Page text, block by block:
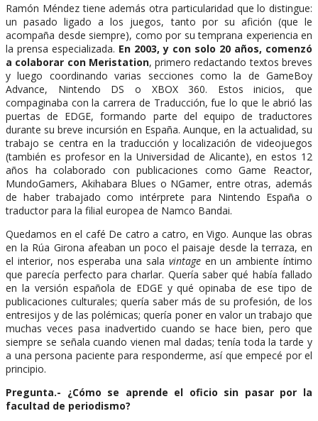
Ramón Méndez tiene además otra particularidad que lo distingue:
un pasado ligado a los juegos, tanto por su afición (que le
acompaña desde siempre), como por su temprana experiencia en
la prensa especializada. En 2003, y con solo 20 años, comenzó
a colaborar con Meristation, primero redactando textos breves
y luego coordinando varias secciones como la de GameBoy
Advance, Nintendo DS o XBOX 360. Estos inicios, que
compaginaba con la carrera de Traducción, fue lo que le abrió las
puertas de EDGE, formando parte del equipo de traductores
durante su breve incursión en España. Aunque, en la actualidad, su
trabajo se centra en la traducción y localización de videojuegos
(también es profesor en la Universidad de Alicante), en estos 12
años ha colaborado con publicaciones como Game Reactor,
MundoGamers, Akihabara Blues o NGamer, entre otras, además
de haber trabajado como intérprete para Nintendo España o
traductor para la filial europea de Namco Bandai.
Quedamos en el café De catro a catro, en Vigo. Aunque las obras
en la Rúa Girona afeaban un poco el paisaje desde la terraza, en
el interior, nos esperaba una sala vintageen un ambiente íntimo
que parecía perfecto para charlar. Quería saber qué había fallado
en la versión española de EDGE y qué opinaba de ese tipo de
publicaciones culturales; quería saber más de su profesión, de los
entresijos y de las polémicas; quería poner en valor un trabajo que
muchas veces pasa inadvertido cuando se hace bien, pero que
siempre se señala cuando vienen mal dadas; tenía toda la tarde y
a una persona paciente para responderme, así que empecé por el
principio.
Pregunta.- ¿Cómo se aprende el oficio sin pasar por la
facultad de periodismo?